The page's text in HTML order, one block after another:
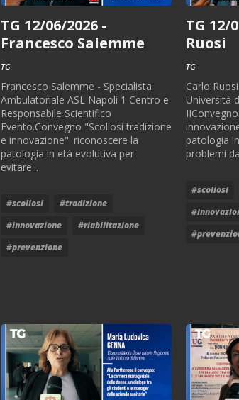
TG 12/06/2026 -
Francesco Salemme
TG
Francesco Salemme - Specialista
Ambulatoriale ASL Napoli 1 Centro e
Responsabile Scientifico
Evento.Convegno "Scoliosi tradizione
e innovazione": riconoscere la
patologia in età evolutiva per
evitare...
#scoliosi
#tradizione
#innovazione
#riabilitazione
#prevenzione
TG 12/
Ruosi
TG
Carlo
Università
patologia
problemi
#scoliosi